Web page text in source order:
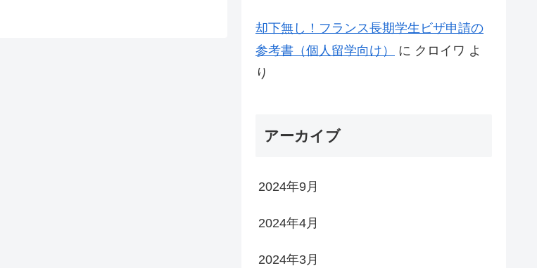
却下無し！フランス長期学生ビザ申請の
参考書（個人留学向け）
に クロイワ よ
り
アーカイブ
2024年9月
2024年4月
2024年3月